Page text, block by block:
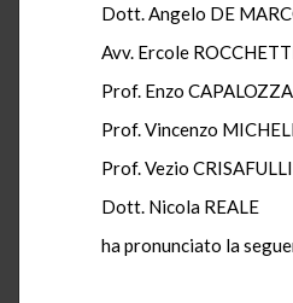
Dott. Angelo DE
Avv. Ercole
Prof. Enzo CAPALOZZA
Prof. Vincenzo
Prof. Vezio CRISAFULLI
Dott. Nicola REALE
ha pronunciato la